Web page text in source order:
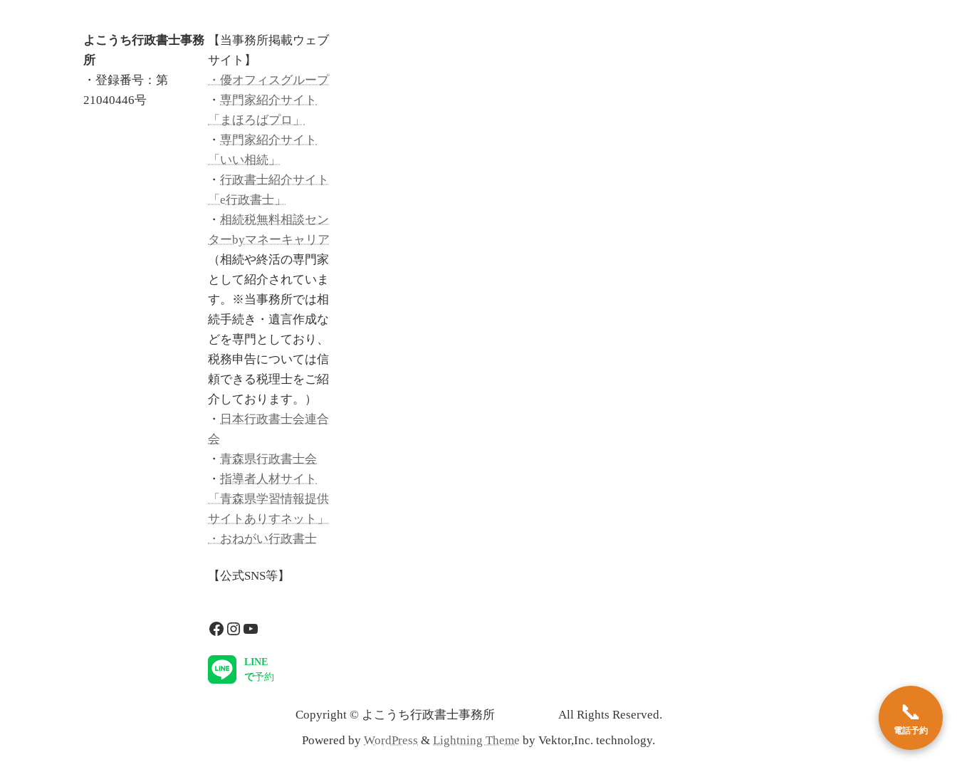
よこうち行政書士事務
所
・登録番号：第
21040446号
【当事務所掲載ウェブ
サイト】
・優オフィスグループ
・ 専門家紹介サイト
「まほろばプロ」
・ 専門家紹介サイト
「いい相続」
・ 行政書士紹介サイト
「e行政書士」
・ 相続税無料相談セン
ターbyマネーキャリア
（相続や終活の専門家
として紹介されていま
す。※当事務所では相
続手続き・遺言作成な
どを専門としており、
税務申告については信
頼できる税理士をご紹
介しております。）
・ 日本行政書士会連合
会
・ 青森県行政書士会
・ 指導者人材サイト
「青森県学習情報提供
サイトありすネット」
・おねがい行政書士
【公式SNS等】
Facebook
Instagram
YouTube
LINE
で予約
Copyright © よこうち行政書士事務所 All Rights Reserved.
Powered by WordPress & Lightning Theme by Vektor,Inc. technology.